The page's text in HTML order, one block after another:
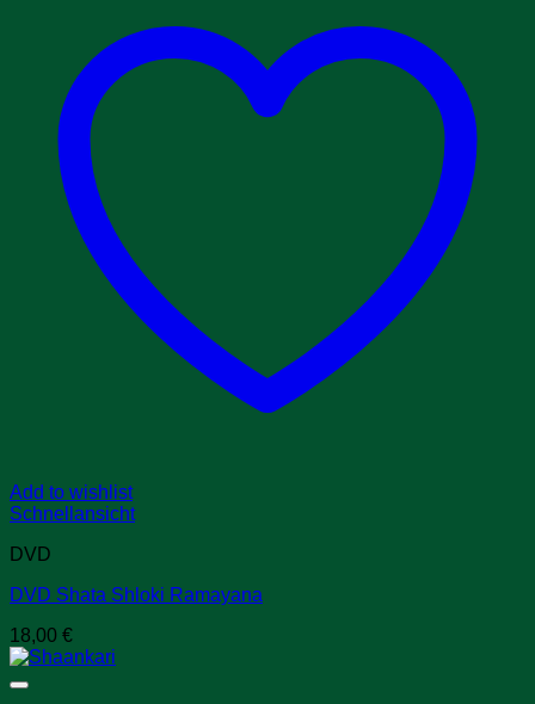
Add to wishlist
Schnellansicht
DVD
DVD Shata Shloki Ramayana
18,00 €